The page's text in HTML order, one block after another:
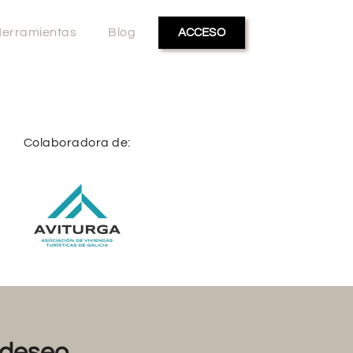
Blog ACCESO
Colaboradora de: